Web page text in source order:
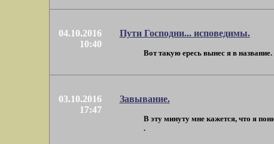
04.10.2016
10:40
Пути Господни... исповедимы.
Вот такую ересь вынес я в
03.10.2016
17:47
Завывание.
В эту минуту мне кажется, что я
.